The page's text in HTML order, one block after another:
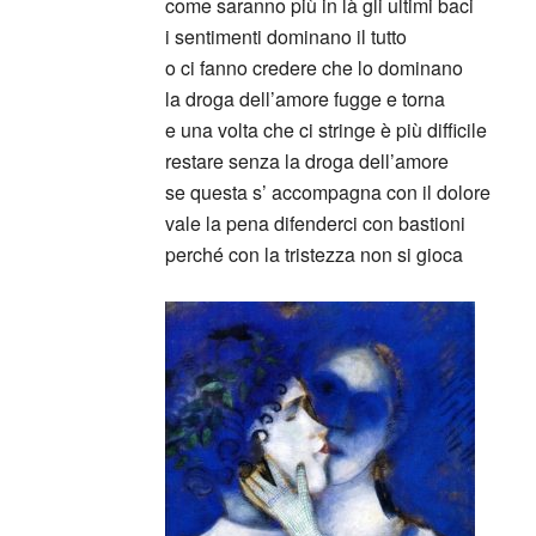
i sentimenti dominano il tutto
o ci fanno credere che lo dominano
la droga dell’amore fugge e torna
e una volta che ci stringe è più difficile
restare senza la droga dell’amore
se questa s’ accompagna con il dolore
vale la pena difenderci con bastioni
perché con la tristezza non si gioca